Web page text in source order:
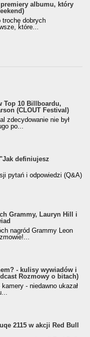
albumu, który
trochę dobrych
które...
Top 10 Billboardu,
(CLOUT Festival)
zdecydowanie nie był
po...
definiujesz
pytań i odpowiedzi (Q&A)
Grammy, Lauryn Hill i
nagród Grammy Leon
- kulisy wywiadów i
Rozmowy o bitach)
- niedawno ukazał
2115 w akcji Red Bull